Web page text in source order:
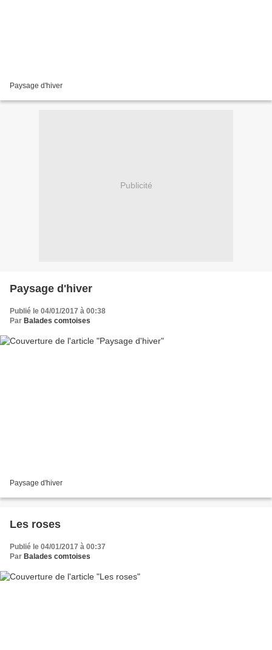
Paysage d'hiver
Publicité
Paysage d'hiver
Publié le 04/01/2017 à 00:38
Par Balades comtoises
Paysage d'hiver
Les roses
Publié le 04/01/2017 à 00:37
Par Balades comtoises